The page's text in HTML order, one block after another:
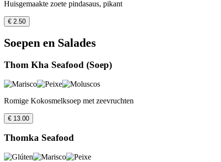
Huisgemaakte zoete pindasaus, pikant
€ 2.50
Soepen en Salades
Thom Kha Seafood (Soep)
Romige Kokosmelksoep met zeevruchten
€ 13.00
Thomka Seafood